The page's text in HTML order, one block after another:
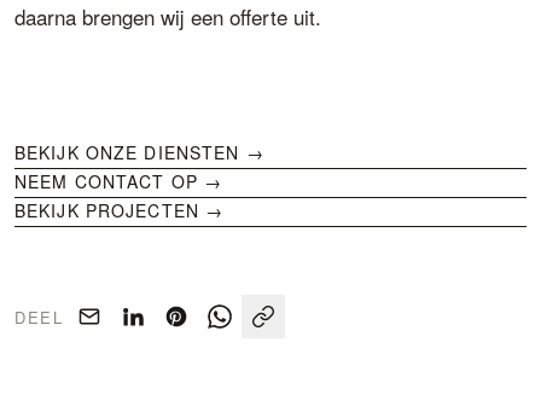
daarna brengen wij een offerte uit.
BEKIJK ONZE DIENSTEN →
NEEM CONTACT OP →
BEKIJK PROJECTEN →
DEEL